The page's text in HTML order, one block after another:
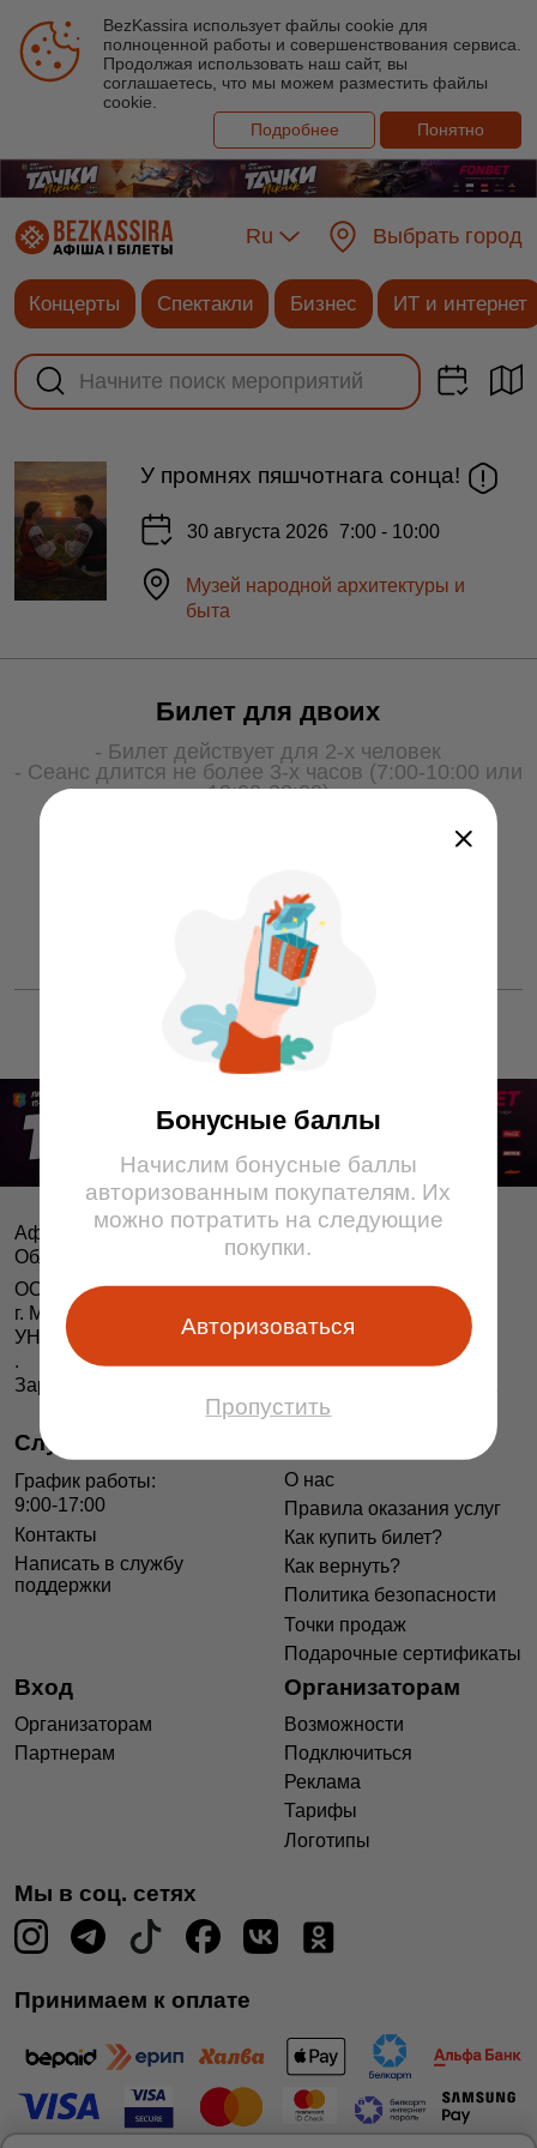
BezKassira использует файлы cookie для
полноценной работы и совершенствования сервиса.
Продолжая использовать наш сайт, вы
соглашаетесь, что мы можем разместить файлы
cookie.
Подробнее
Понятно
Ru Выбрать город
Концерты Спектакли Бизнес ИТ и интернет
Бонусные баллы
Начислим бонусные баллы
авторизованным покупателям. Их
можно потратить на следующие
покупки.
Авторизоваться
Пропустить
У промнях пяшчотнага сонца!
30 августа 2026 7:00 - 10:00
Музей народной архитектуры и
быта
Билет для двоих
- Билет действует для 2-х человек
- Сеанс длится не более 3-х часов (7:00-10:00 или
19:00-22:00)
Афіша і білеты BezKassira.by ©
Облачная система продажи билетов, 2013 — 2026
ООО «БЕЗКАССИРА БАЙ» Республика Беларусь
г. Минск, ул. Короля, 9, оф. 1
УНП 193615562
.
Зарегистрирован в Торговом реестре РБ 04.06.2014 г.
Служба поддержки
График работы:
9:00-17:00
Контакты
Написать в службу
поддержки
О нас
Правила оказания услуг
Как купить билет?
Как вернуть?
Политика безопасности
Точки продаж
Подарочные сертификаты
Вход
Организаторам
Партнерам
Организаторам
Возможности
Подключиться
Реклама
Тарифы
Логотипы
Мы в соц. сетях
Принимаем к оплате